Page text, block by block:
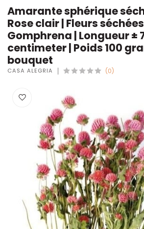
Amarante sphérique
Rose clair | Fleurs
Gomphrena | Longueur ±
centimeter | Poids 100
bouquet
CASA ALEGRIA (0)